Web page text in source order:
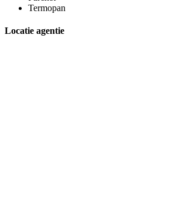
Termopan
Locatie agentie